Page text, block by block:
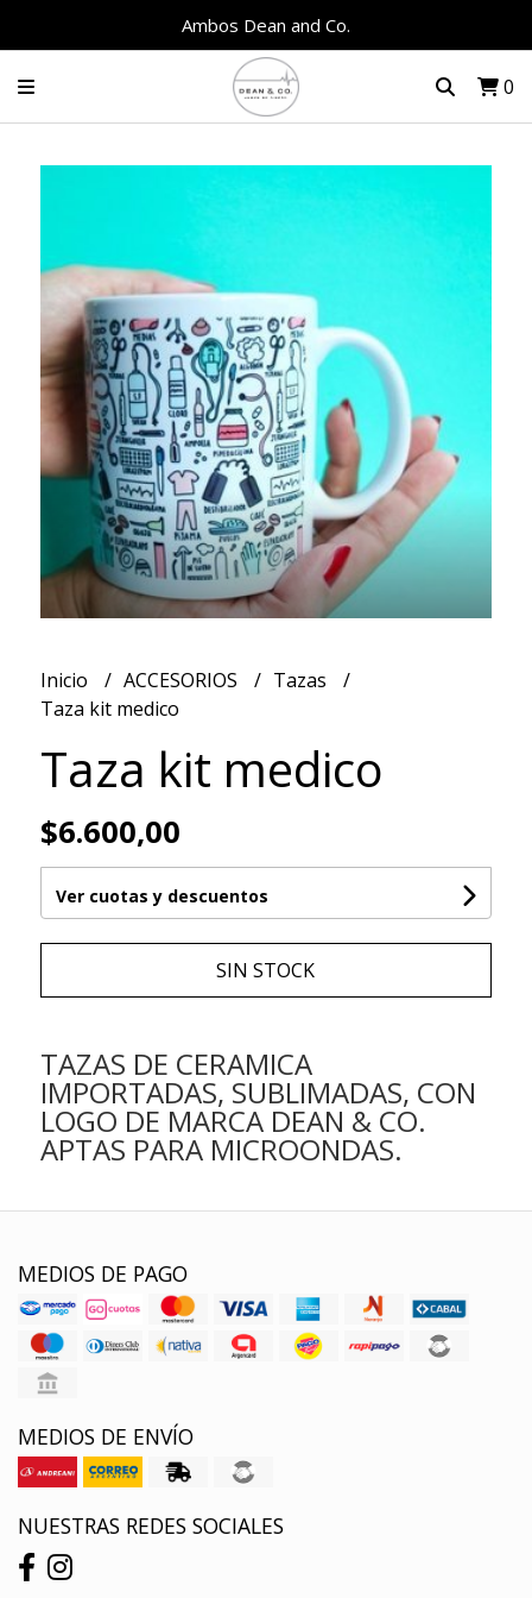
Ambos Dean and Co.
0
Inicio ACCESORIOS
Tazas
Taza kit medico
Taza kit medico
$6.600,00
Ver cuotas y descuentos
SIN STOCK
TAZAS DE CERAMICA
IMPORTADAS, SUBLIMADAS, CON
LOGO DE MARCA DEAN & CO.
APTAS PARA MICROONDAS.
MEDIOS DE PAGO
MEDIOS DE ENVÍO
NUESTRAS REDES SOCIALES